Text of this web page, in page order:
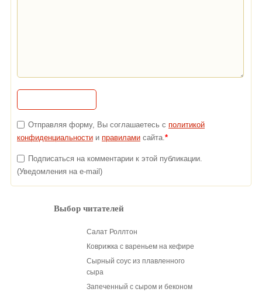
Отправляя форму, Вы соглашаетесь с политикой
конфиденциальности и правилами сайта.*
Подписаться на комментарии к этой публикации.
(Уведомления на e-mail)
Выбор читателей
Салат Роллтон
Коврижка с вареньем на кефире
Сырный соус из плавленного
сыра
Запеченный с сыром и беконом